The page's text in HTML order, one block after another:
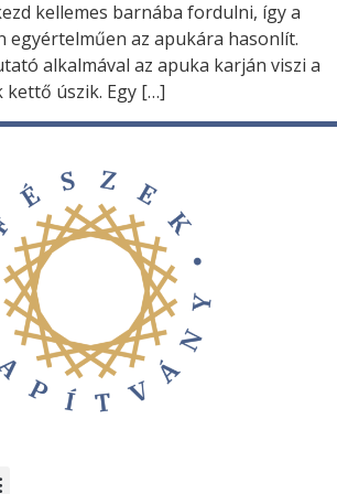
kellemes barnába fordulni, így a
egyértelműen az apukára hasonlít.
alkalmával az apuka karján viszi a
kettő úszik. Egy […]